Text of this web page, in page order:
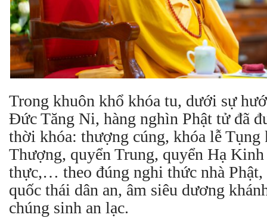
Trong khuôn khổ khóa tu, dưới sự
Đức Tăng Ni, hàng nghìn Phật tử đã
thời khóa: thượng cúng, khóa lễ Tụng
Thượng, quyển Trung, quyển Hạ K
thực,… theo đúng nghi thức nhà Phật,
quốc thái dân an, âm siêu dương
chúng sinh an lạc.